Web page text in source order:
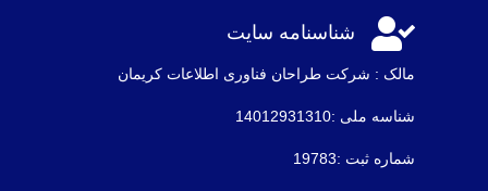
 شناسنامه سایت
مالک : شرکت طراحان فناوری اطلاعات كريمان
شناسه ملی :14012931310
شماره ثبت :19783